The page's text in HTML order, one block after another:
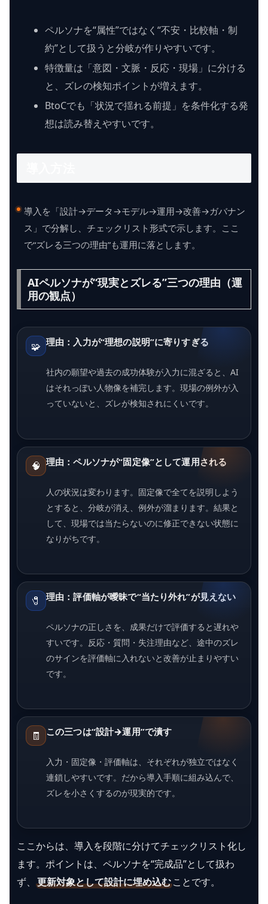
ペルソナを“属性”ではなく“不安・比較軸・制
約”として扱うと分岐が作りやすいです。
特徴量は「意図・文脈・反応・現場」に分ける
と、ズレの検知ポイントが増えます。
BtoCでも「状況で揺れる前提」を条件化する発
想は読み替えやすいです。
導入を「設計→データ→モデル→運用→改善→ガバナン
ス」で分解し、チェックリスト形式で示します。ここ
で“ズレる三つの理由”も運用に落とします。
AIペルソナが“現実とズレる”三つの理由（運
用の観点）
🧩 理由：入力が“理想の説明”に寄りすぎる
社内の願望や過去の成功体験が入力に混ざると、AI
はそれっぽい人物像を補完します。現場の例外が入
っていないと、ズレが検知されにくいです。
🧠 理由：ペルソナが“固定像”として運用される
人の状況は変わります。固定像で全てを説明しよう
とすると、分岐が消え、例外が溜まります。結果と
して、現場では当たらないのに修正できない状態に
なりがちです。
🧷 理由：評価軸が曖昧で“当たり外れ”が見えない
ペルソナの正しさを、成果だけで評価すると遅れや
すいです。反応・質問・失注理由など、途中のズレ
のサインを評価軸に入れないと改善が止まりやすい
です。
🧾 この三つは“設計→運用”で潰す
入力・固定像・評価軸は、それぞれが独立ではなく
連鎖しやすいです。だから導入手順に組み込んで、
ズレを小さくするのが現実的です。
ここからは、導入を段階に分けてチェックリスト化し
ます。ポイントは、ペルソナを“完成品”として扱わ
ず、 更新対象として設計に埋め込むことです。